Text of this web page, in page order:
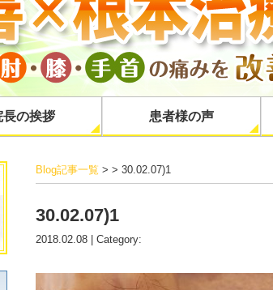
長の挨拶 患者様の声
Blog記事一覧 > > 30.02.07)1
30.02.07)1
2018.02.08 | Category: